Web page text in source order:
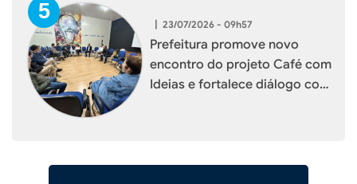
| 23/07/2026 - 09h57
Prefeitura promove novo
encontro do projeto Café com
Ideias e fortalece diálogo com